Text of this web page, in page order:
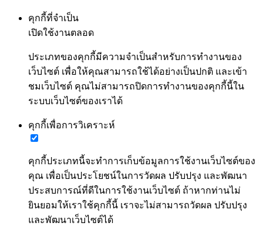
คุกกี้ที่จำเป็น
เปิดใช้งานตลอด
ประเภทของคุกกี้มีความจำเป็นสำหรับการทำงานของ
เว็บไซต์ เพื่อให้คุณสามารถใช้ได้อย่างเป็นปกติ และเข้า
ชมเว็บไซต์ คุณไม่สามารถปิดการทำงานของคุกกี้นี้ใน
ระบบเว็บไซต์ของเราได้
คุกกี้เพื่อการวิเคราะห์
คุกกี้ประเภทนี้จะทำการเก็บข้อมูลการใช้งานเว็บไซต์ของ
คุณ เพื่อเป็นประโยชน์ในการวัดผล ปรับปรุง และพัฒนา
ประสบการณ์ที่ดีในการใช้งานเว็บไซต์ ถ้าหากท่านไม่
ยินยอมให้เราใช้คุกกี้นี้ เราจะไม่สามารถวัดผล ปรับปรุง
และพัฒนาเว็บไซต์ได้